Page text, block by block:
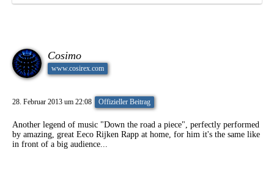
Cosimo
www.cosirex.com
28. Februar 2013 um 22:08 Offizieller Beitrag
Another legend of music "Down the road a piece", perfectly performed
by amazing, great Eeco Rijken Rapp at home, for him it's the same like
in front of a big audience...